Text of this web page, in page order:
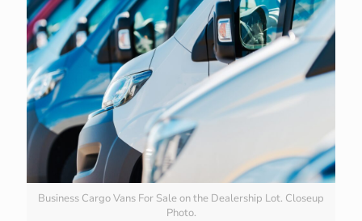
Business Cargo Vans For Sale on the Dealership Lot. Closeup
Photo.